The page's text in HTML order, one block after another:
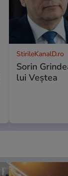
StirileKanalD.ro
Sorin
lui Veștea